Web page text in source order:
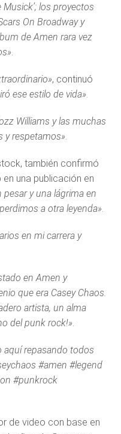
Musick’; los proyectos
On Broadway y
de Amen rara vez
.
, continuó
ese estilo de vida».
Williams y las muchas
y respetamos».
también confirmó
una publicación en
pesar y una lágrima en
a otra leyenda».
en mi carrera y
en Amen y
que era Casey Chaos.
artista, un alma
del punk rock!».
aquí repasando todos
#amen #legend
#punkrock
de video con base en